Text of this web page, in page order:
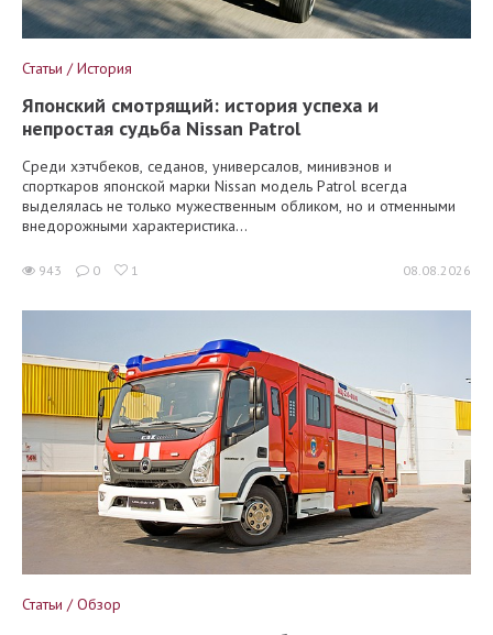
Статьи / История
Японский смотрящий: история успеха и
непростая судьба Nissan Patrol
Среди хэтчбеков, седанов, универсалов, минивэнов и
спорткаров японской марки Nissan модель Patrol всегда
выделялась не только мужественным обликом, но и отменными
внедорожными характеристика...
943 0 1 08.08.2026
Статьи / Обзор